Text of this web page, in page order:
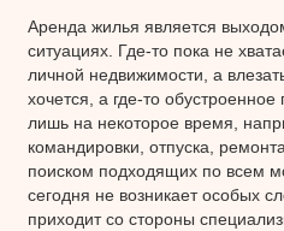
Аренда жилья является
ситуациях. Где-то пока не
личной недвижимости, а
хочется, а где-то обустроенное
лишь на некоторое время,
командировки, отпуска,
поиском подходящих по всем
сегодня не возникает особых
приходит со стороны